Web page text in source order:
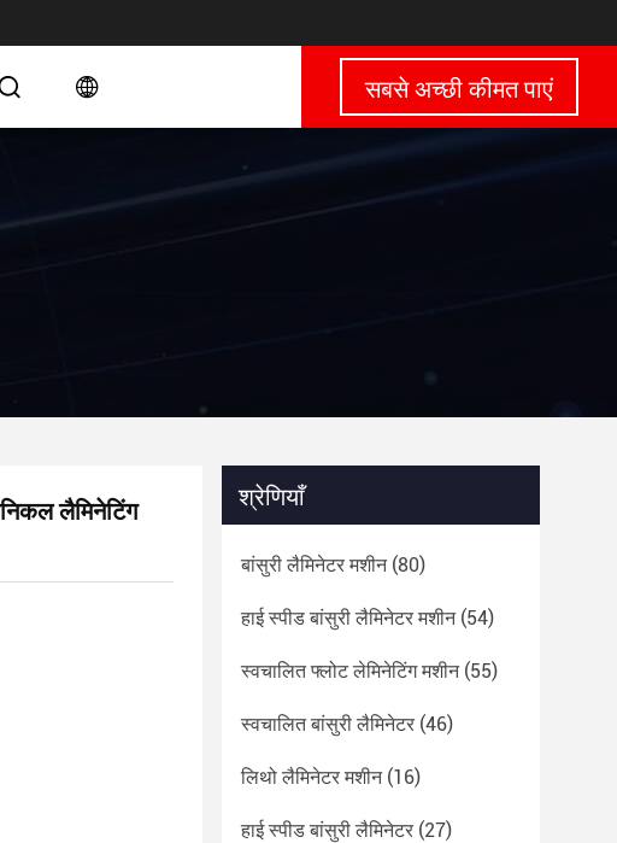
सबसे अच्छी कीमत पाएं
लैमिनेटिंग
श्रेणियाँ
बांसुरी लैमिनेटर मशीन(80)
हाई स्पीड बांसुरी लैमिनेटर मशीन(54)
स्वचालित फ्लोट लेमिनेटिंग मशीन(55)
स्वचालित बांसुरी लैमिनेटर (46)
लिथो लैमिनेटर मशीन(16)
हाई स्पीड बांसुरी लैमिनेटर (27)